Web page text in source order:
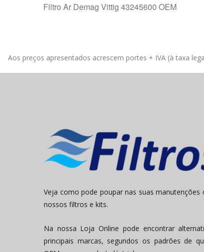
Filtro Ar Demag Vittig 43245600 OEM
Aos preços apresentados acrescem portes + IVA (à taxa
Veja como pode poupar nas suas manutenções
nossos filtros e kits.
Na nossa Loja Online pode encontrar
principais marcas, segundos os padrões de